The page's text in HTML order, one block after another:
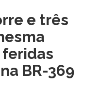
e três
BR-369